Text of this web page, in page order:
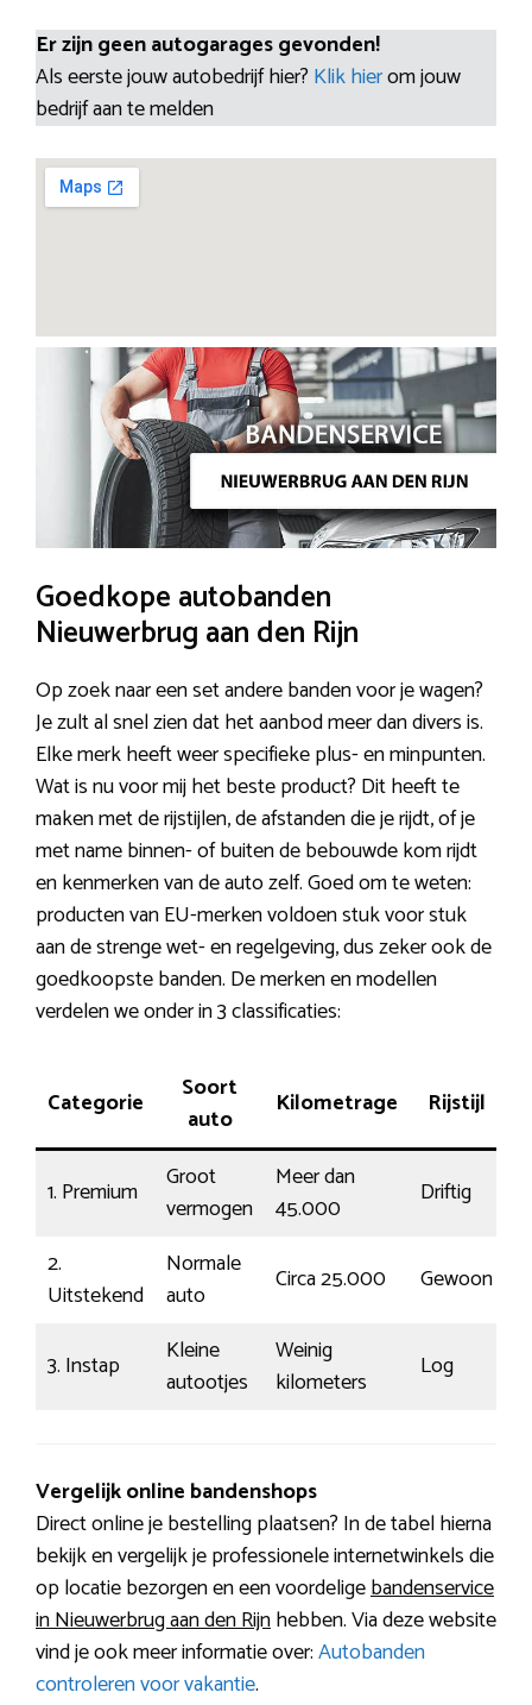
Er zijn geen autogarages gevonden!
Als eerste jouw autobedrijf hier? Klik hierom jouw
bedrijf aan te melden
Goedkope autobanden
Nieuwerbrug aan den Rijn
Op zoek naar een set andere banden voor je wagen?
Je zult al snel zien dat het aanbod meer dan divers is.
Elke merk heeft weer specifieke plus- en minpunten.
Wat is nu voor mij het beste product? Dit heeft te
maken met de rijstijlen, de afstanden die je rijdt, of je
met name binnen- of buiten de bebouwde kom rijdt
en kenmerken van de auto zelf. Goed om te weten:
producten van EU-merken voldoen stuk voor stuk
aan de strenge wet- en regelgeving, dus zeker ook de
goedkoopste banden. De merken en modellen
verdelen we onder in 3 classificaties:
Categorie
Soort
auto
Kilometrage Rijstijl
1. Premium
Groot
vermogen
Meer dan
45.000
Driftig
2.
Uitstekend
Normale
auto
Circa 25.000 Gewoon
3. Instap
Kleine
autootjes
Weinig
kilometers
Log
Vergelijk online bandenshops
Direct online je bestelling plaatsen? In de tabel hierna
bekijk en vergelijk je professionele internetwinkels die
op locatie bezorgen en een voordeligebandenservice
in Nieuwerbrug aan den Rijnhebben. Via deze website
vind je ook meer informatie over:Autobanden
controleren voor vakantie.